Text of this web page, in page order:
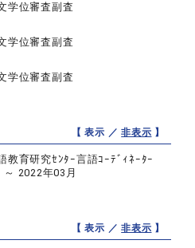
学位審査副査
学位審査副査
学位審査副査
【 表示 ／非表示 】
教育研究ｾﾝﾀｰ言語ｺｰﾃﾞｨﾈｰﾀｰ
2022年03月
【 表示 ／非表示 】